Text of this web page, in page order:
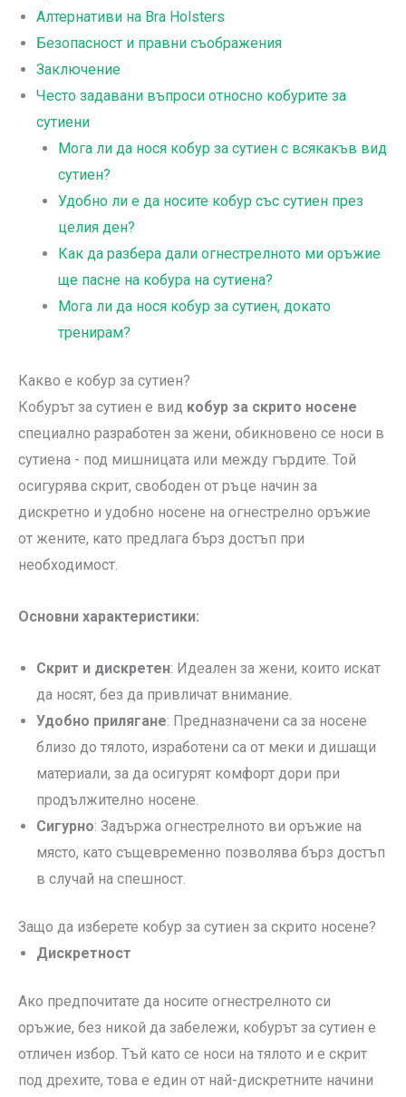
Алтернативи на Bra Holsters
Безопасност и правни съображения
Заключение
Често задавани въпроси относно кобурите за
сутиени
Мога ли да нося кобур за сутиен с всякакъв вид
сутиен?
Удобно ли е да носите кобур със сутиен през
целия ден?
Как да разбера дали огнестрелното ми оръжие
ще пасне на кобура на сутиена?
Мога ли да нося кобур за сутиен, докато
тренирам?
Какво е кобур за сутиен?
Кобурът за сутиен е вид кобур за скрито носене
специално разработен за жени, обикновено се носи в
сутиена - под мишницата или между гърдите. Той
осигурява скрит, свободен от ръце начин за
дискретно и удобно носене на огнестрелно оръжие
от жените, като предлага бърз достъп при
необходимост.
Основни характеристики:
Скрит и дискретен: Идеален за жени, които искат
да носят, без да привличат внимание.
Удобно прилягане: Предназначени са за носене
близо до тялото, изработени са от меки и дишащи
материали, за да осигурят комфорт дори при
продължително носене.
Сигурно: Задържа огнестрелното ви оръжие на
място, като същевременно позволява бърз достъп
в случай на спешност.
Защо да изберете кобур за сутиен за скрито носене?
Дискретност
Ако предпочитате да носите огнестрелното си
оръжие, без никой да забележи, кобурът за сутиен е
отличен избор. Тъй като се носи на тялото и е скрит
под дрехите, това е един от най-дискретните начини